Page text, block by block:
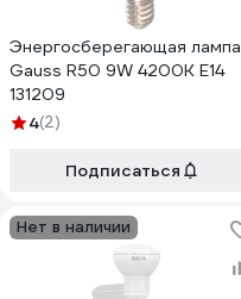
Энергосберегающая лампа
Gauss R50 9W 4200K E14
131209
4(2)
Подписаться
Нет в наличии